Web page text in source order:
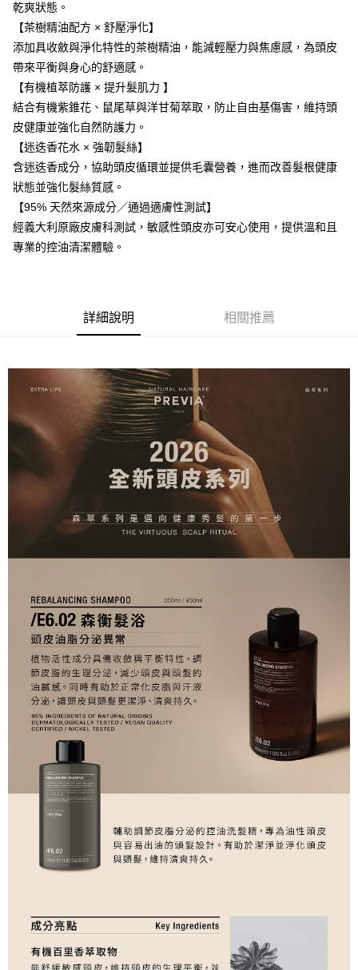
乾爽狀態。
【茶樹精油配方 × 舒壓淨化】
添加具收斂與淨化特性的茶樹精油，能減輕壓力與焦慮感，為頭皮
帶來平衡與身心的舒適感。
【有機植萃防護 × 提升髮肌力 】
結合有機紫錐花、鼠尾草與洋甘菊萃取，防止自由基傷害，維持頭
皮健康並強化自然防護力。
【迷迭香花水 × 強韌髮絲】
含迷迭香成分，協助頭皮循環並提供毛囊營養，進而改善髮根健康
狀態並強化髮絲質感。
【95% 天然來源成分／通過適膚性測試】
經義大利原廠皮膚科測試，敏感性頭皮亦可安心使用，提供溫和且
專業的控油清潔體驗。
詳細說明 相關推薦